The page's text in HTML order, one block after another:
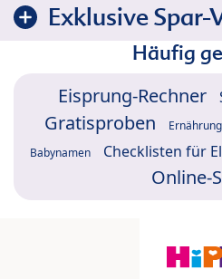
Exklusive Spar-
Häufig
Eisprung-Rechner
Gratisproben
Babynamen Checklisten für
Online-